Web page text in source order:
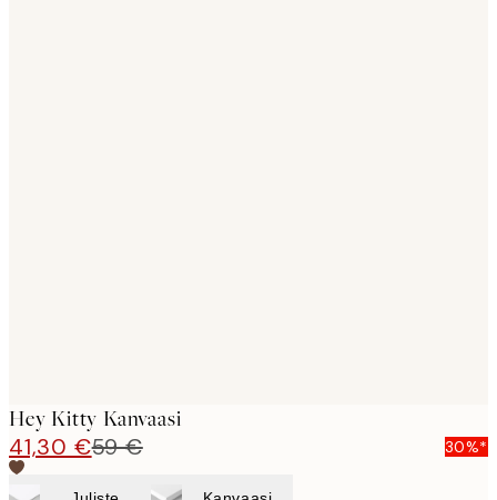
Hey Kitty Kanvaasi
41,30 €59 € 30%*